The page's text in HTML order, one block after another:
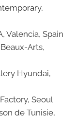
Valencia, Spain
Arts,
Hyundai,
Seoul
de Tunisie,